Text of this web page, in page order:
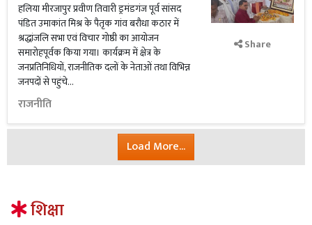
हलिया मीरजापुर प्रवीण तिवारी ड्रमंडगंज पूर्व सांसद
पंडित उमाकांत मिश्र के पैतृक गांव बरौधा कठार में
श्रद्धांजलि सभा एवं विचार गोष्ठी का आयोजन
समारोहपूर्वक किया गया। कार्यक्रम में क्षेत्र के
जनप्रतिनिधियों, राजनीतिक दलों के नेताओं तथा विभिन्न
जनपदों से पहुंचे...
राजनीति
Share
Load More...
शिक्षा